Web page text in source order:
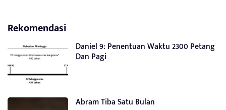
Rekomendasi
Daniel 9: Penentuan Waktu 2300 Petang
Dan Pagi
Abram Tiba Satu Bulan